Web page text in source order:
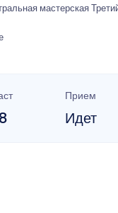
мастерская
Прием
Идет